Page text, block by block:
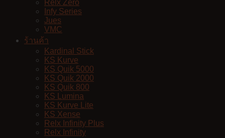
Relx Zero
Infy Series
Jues
VMC
ร้านค้า
Kardinal Stick
KS Kurve
KS Quik 5000
KS Quik 2000
KS Quik 800
KS Lumina
KS Kurve Lite
KS Xense
Relx Infinity Plus
Relx Infinity